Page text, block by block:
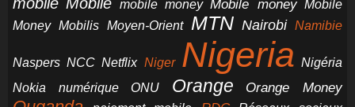
mobile money Mobile money Mobile
Money Mobilis Moyen-Orient MTN Nairobi Namibie
Naspers NCC Netflix Niger Nigeria Nigéria
Nokia
numérique ONU Orange Orange Money